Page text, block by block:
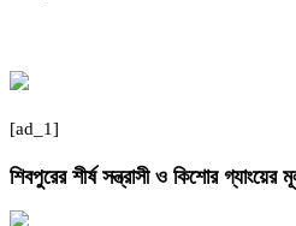
[ad_1]
শিবপুরের শীর্ষ সন্ত্রাসী ও কিশোর